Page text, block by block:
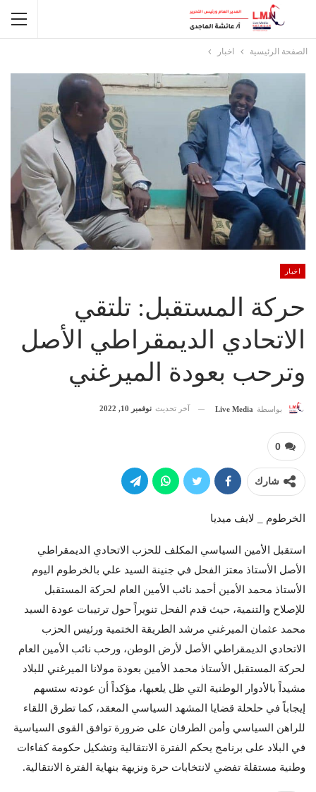
الصفحة الرئيسية اخبار
اخبار
حركة المستقبل: تلتقي
الاتحادي الديمقراطي الأصل
وترحب بعودة الميرغني
بواسطة Live Media آخر تحديث نوفمبر 10, 2022
0
شارك
الخرطوم _ لايف ميديا
استقبل الأمين السياسي المكلف للحزب الاتحادي الديمقراطي
الأصل الأستاذ معتز الفحل في جنينة السيد علي بالخرطوم اليوم
الأستاذ محمد الأمين أحمد نائب الأمين العام لحركة المستقبل
للإصلاح والتنمية، حيث قدم الفحل تنويراً حول ترتيبات عودة السيد
محمد عثمان الميرغني مرشد الطريقة الختمية ورئيس الحزب
الاتحادي الديمقراطي الأصل لأرض الوطن، ورحب نائب الأمين العام
لحركة المستقبل الأستاذ محمد الأمين بعودة مولانا الميرغني للبلاد
مشيداً بالأدوار الوطنية التي ظل يلعبها، مؤكداً أن عودته ستسهم
إيجاباً في حلحلة قضايا المشهد السياسي المعقد، كما تطرق اللقاء
للراهن السياسي وأمن الطرفان على ضرورة توافق القوى السياسية
في البلاد على برنامج يحكم الفترة الانتقالية وتشكيل حكومة كفاءات
وطنية مستقلة تفضي لانتخابات حرة ونزيهة بنهاية الفترة الانتقالية.